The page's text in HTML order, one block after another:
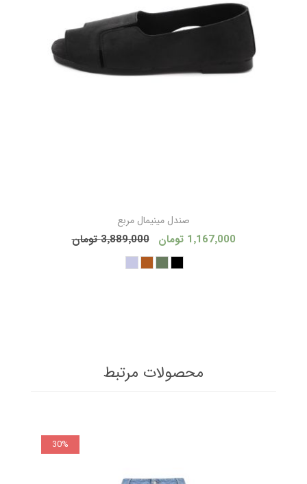
صندل مینیمال مربع
1٬167٬000 تومان 3٬889٬000 تومان
محصولات مرتبط
30%